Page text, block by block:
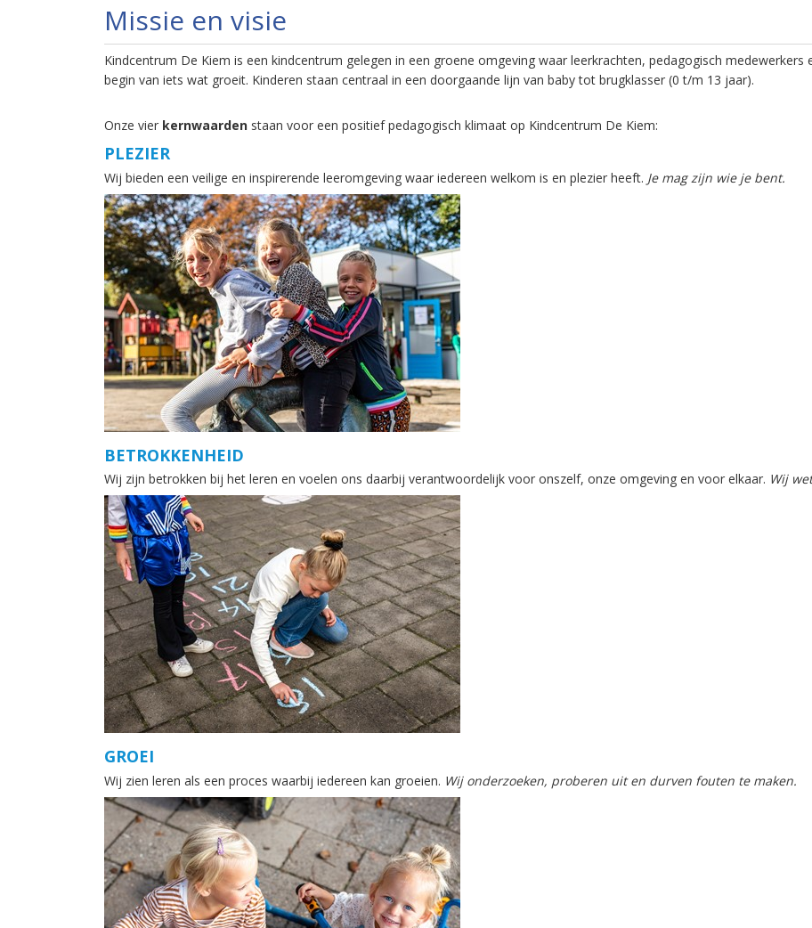
Missie en visie
Kindcentrum De Kiem is een kindcentrum gelegen in een groene omgeving waar leerkrachten, pedagogisch medewerkers
begin van iets wat groeit. Kinderen staan centraal in een doorgaande lijn van baby tot brugklasser (0 t/m 13 jaar).
Onze vier kernwaarden staan voor een positief pedagogisch klimaat op Kindcentrum De Kiem:
PLEZIER
Wij bieden een veilige en inspirerende leeromgeving waar iedereen welkom is en plezier heeft. Je mag zijn wie je bent.
BETROKKENHEID
Wij zijn betrokken bij het leren en voelen ons daarbij verantwoordelijk voor onszelf, onze omgeving en voor elkaar. Wij
GROEI
Wij zien leren als een proces waarbij iedereen kan groeien. Wij onderzoeken, proberen uit en durven fouten te maken.